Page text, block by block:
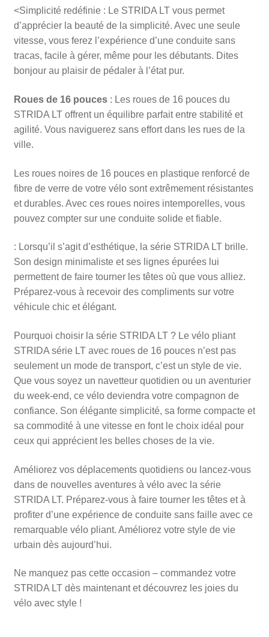
<Simplicité redéfinie : Le STRIDA LT vous permet
d’apprécier la beauté de la simplicité. Avec une seule
vitesse, vous ferez l’expérience d’une conduite sans
tracas, facile à gérer, même pour les débutants. Dites
bonjour au plaisir de pédaler à l’état pur.
Roues de 16 pouces: Les roues de 16 pouces du
STRIDA LT offrent un équilibre parfait entre stabilité et
agilité. Vous naviguerez sans effort dans les rues de la
ville.
Les roues noires de 16 pouces en plastique renforcé de
fibre de verre de votre vélo sont extrêmement résistantes
et durables. Avec ces roues noires intemporelles, vous
pouvez compter sur une conduite solide et fiable.
: Lorsqu’il s’agit d’esthétique, la série STRIDA LT brille.
Son design minimaliste et ses lignes épurées lui
permettent de faire tourner les têtes où que vous alliez.
Préparez-vous à recevoir des compliments sur votre
véhicule chic et élégant.
Pourquoi choisir la série STRIDA LT ? Le vélo pliant
STRIDA série LT avec roues de 16 pouces n’est pas
seulement un mode de transport, c’est un style de vie.
Que vous soyez un navetteur quotidien ou un aventurier
du week-end, ce vélo deviendra votre compagnon de
confiance. Son élégante simplicité, sa forme compacte et
sa commodité à une vitesse en font le choix idéal pour
ceux qui apprécient les belles choses de la vie.
Améliorez vos déplacements quotidiens ou lancez-vous
dans de nouvelles aventures à vélo avec la série
STRIDA LT. Préparez-vous à faire tourner les têtes et à
profiter d’une expérience de conduite sans faille avec ce
remarquable vélo pliant. Améliorez votre style de vie
urbain dès aujourd’hui.
Ne manquez pas cette occasion – commandez votre
STRIDA LT dès maintenant et découvrez les joies du
vélo avec style !